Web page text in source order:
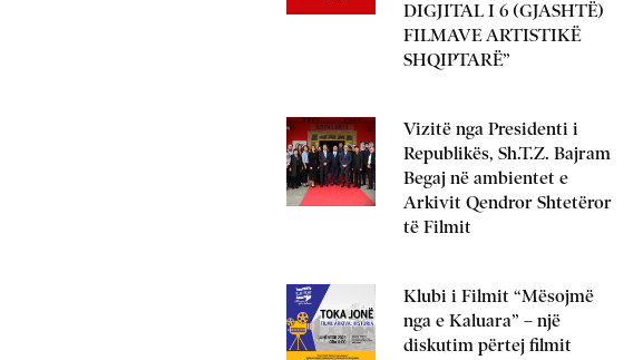
DIGJITAL I 6 (GJASHTË)
FILMAVE ARTISTIKË
SHQIPTARË”
Vizitë nga Presidenti i
Republikës, Sh.T.Z. Bajram
Begaj në ambientet e
Arkivit Qendror Shtetëror
të Filmit
Klubi i Filmit “Mësojmë
nga e Kaluara” – një
diskutim përtej filmit